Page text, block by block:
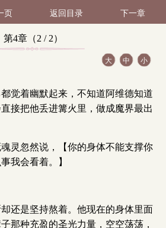
页 返回目录 下一章
第4章（2 / 2）
大 中 小
觉着幽默起来，不知道阿维德知道
接把他丢进篝火里，做成魔界最出
魂灵忽然说，【你的身体不能支撑你
我会看着。】
还是坚持熬着。他现在的身体里面
那种充盈的圣光力量，空空荡荡，